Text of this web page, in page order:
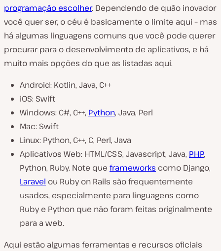
programação escolher. Dependendo de quão inovador
você quer ser, o céu é basicamente o limite aqui – mas
há algumas linguagens comuns que você pode querer
procurar para o desenvolvimento de aplicativos, e há
muito mais opções do que as listadas aqui.
Android: Kotlin, Java, C++
iOS: Swift
Windows: C#, C++, Python, Java, Perl
Mac: Swift
Linux: Python, C++, C, Perl, Java
Aplicativos Web: HTML/CSS, Javascript, Java, PHP,
Python, Ruby. Note que frameworks como Django,
Laravel ou Ruby on Rails são frequentemente
usados, especialmente para linguagens como
Ruby e Python que não foram feitas originalmente
para a web.
Aqui estão algumas ferramentas e recursos oficiais